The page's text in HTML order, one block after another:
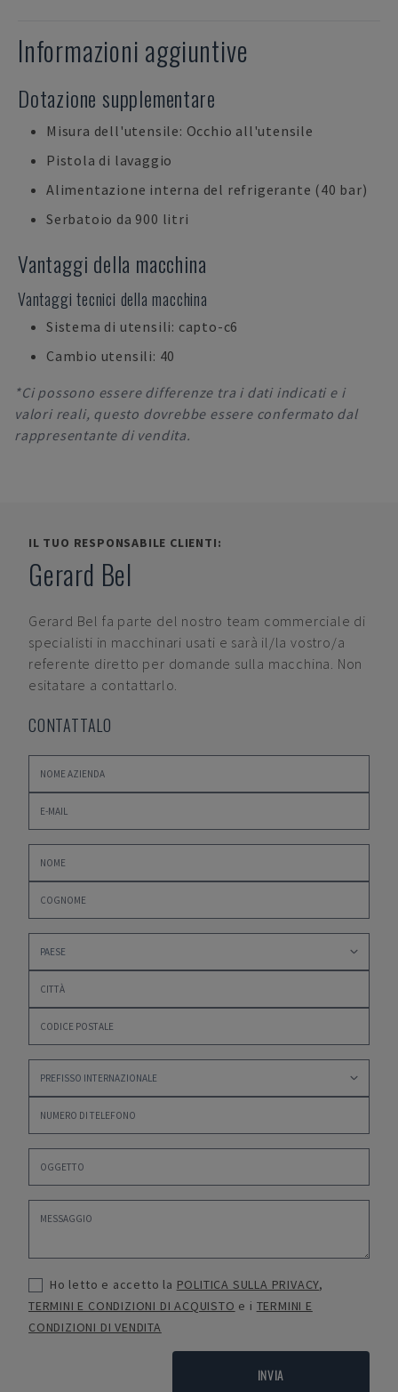
Informazioni aggiuntive
Dotazione supplementare
Misura dell'utensile: Occhio all'utensile
Pistola di lavaggio
Alimentazione interna del refrigerante (40 bar)
Serbatoio da 900 litri
Vantaggi della macchina
Vantaggi tecnici della macchina
Sistema di utensili: capto-c6
Cambio utensili: 40
*Ci possono essere differenze tra i dati indicati e i
valori reali, questo dovrebbe essere confermato dal
rappresentante di vendita.
IL TUO RESPONSABILE CLIENTI:
Gerard Bel
Gerard Bel fa parte del nostro team commerciale di
specialisti in macchinari usati e sarà il/la vostro/a
referente diretto per domande sulla macchina. Non
esitatare a contattarlo.
CONTATTALO
Ho letto e accetto la POLITICA SULLA PRIVACY,
TERMINI E CONDIZIONI DI ACQUISTO e i TERMINI E
CONDIZIONI DI VENDITA
INVIA